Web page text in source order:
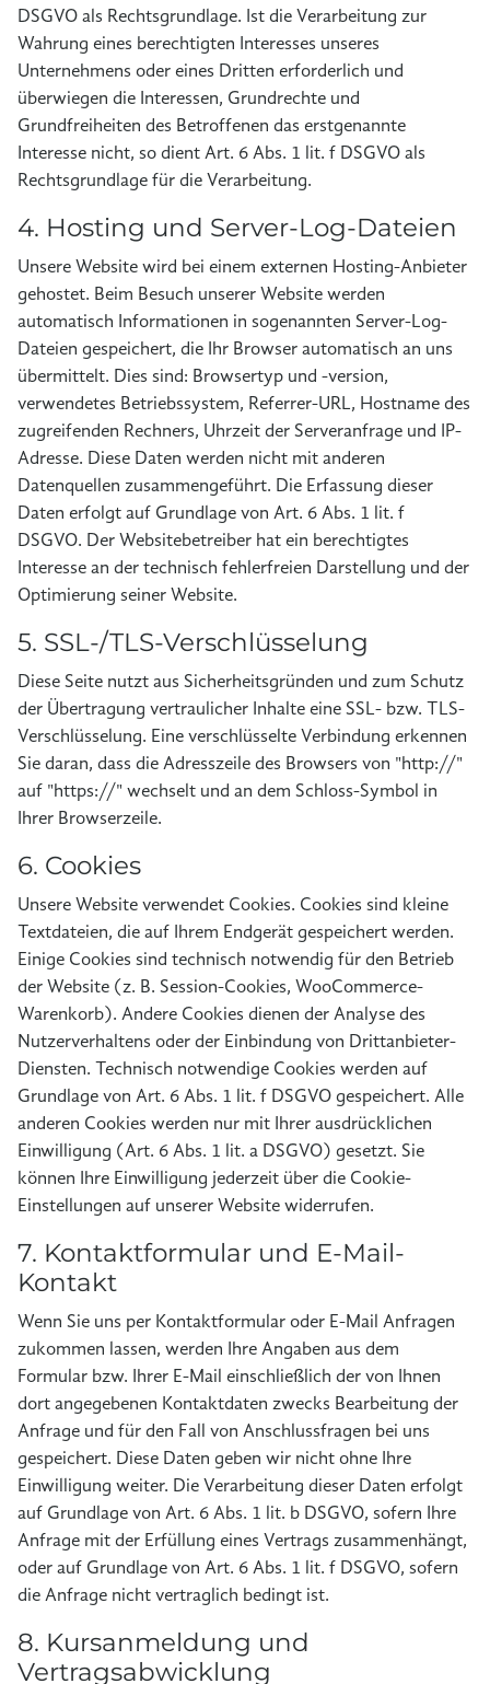
DSGVO als Rechtsgrundlage. Ist die Verarbeitung zur
Wahrung eines berechtigten Interesses unseres
Unternehmens oder eines Dritten erforderlich und
überwiegen die Interessen, Grundrechte und
Grundfreiheiten des Betroffenen das erstgenannte
Interesse nicht, so dient Art. 6 Abs. 1 lit. f DSGVO als
Rechtsgrundlage für die Verarbeitung.
4. Hosting und Server-Log-Dateien
Unsere Website wird bei einem externen Hosting-Anbieter
gehostet. Beim Besuch unserer Website werden
automatisch Informationen in sogenannten Server-Log-
Dateien gespeichert, die Ihr Browser automatisch an uns
übermittelt. Dies sind: Browsertyp und -version,
verwendetes Betriebssystem, Referrer-URL, Hostname des
zugreifenden Rechners, Uhrzeit der Serveranfrage und IP-
Adresse. Diese Daten werden nicht mit anderen
Datenquellen zusammengeführt. Die Erfassung dieser
Daten erfolgt auf Grundlage von Art. 6 Abs. 1 lit. f
DSGVO. Der Websitebetreiber hat ein berechtigtes
Interesse an der technisch fehlerfreien Darstellung und der
Optimierung seiner Website.
5. SSL-/TLS-Verschlüsselung
Diese Seite nutzt aus Sicherheitsgründen und zum Schutz
der Übertragung vertraulicher Inhalte eine SSL- bzw. TLS-
Verschlüsselung. Eine verschlüsselte Verbindung erkennen
Sie daran, dass die Adresszeile des Browsers von "http://"
auf "https://" wechselt und an dem Schloss-Symbol in
Ihrer Browserzeile.
6. Cookies
Unsere Website verwendet Cookies. Cookies sind kleine
Textdateien, die auf Ihrem Endgerät gespeichert werden.
Einige Cookies sind technisch notwendig für den Betrieb
der Website (z. B. Session-Cookies, WooCommerce-
Warenkorb). Andere Cookies dienen der Analyse des
Nutzerverhaltens oder der Einbindung von Drittanbieter-
Diensten. Technisch notwendige Cookies werden auf
Grundlage von Art. 6 Abs. 1 lit. f DSGVO gespeichert. Alle
anderen Cookies werden nur mit Ihrer ausdrücklichen
Einwilligung (Art. 6 Abs. 1 lit. a DSGVO) gesetzt. Sie
können Ihre Einwilligung jederzeit über die Cookie-
Einstellungen auf unserer Website widerrufen.
7. Kontaktformular und E-Mail-
Kontakt
Wenn Sie uns per Kontaktformular oder E-Mail Anfragen
zukommen lassen, werden Ihre Angaben aus dem
Formular bzw. Ihrer E-Mail einschließlich der von Ihnen
dort angegebenen Kontaktdaten zwecks Bearbeitung der
Anfrage und für den Fall von Anschlussfragen bei uns
gespeichert. Diese Daten geben wir nicht ohne Ihre
Einwilligung weiter. Die Verarbeitung dieser Daten erfolgt
auf Grundlage von Art. 6 Abs. 1 lit. b DSGVO, sofern Ihre
Anfrage mit der Erfüllung eines Vertrags zusammenhängt,
oder auf Grundlage von Art. 6 Abs. 1 lit. f DSGVO, sofern
die Anfrage nicht vertraglich bedingt ist.
8. Kursanmeldung und
Vertragsabwicklung